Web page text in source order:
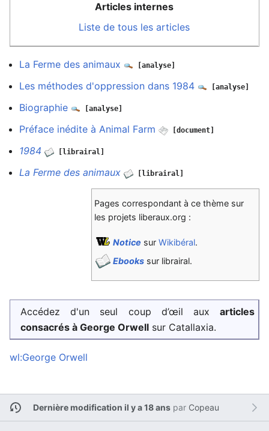
Articles internes
Liste de tous les articles
La Ferme des animaux [analyse]
Les méthodes d'oppression dans 1984 [analyse]
Biographie [analyse]
Préface inédite à Animal Farm [document]
1984 [librairal]
La Ferme des animaux [librairal]
Pages correspondant à ce thème sur
les projets liberaux.org :
Notice sur Wikibéral.
Ebooks sur librairal.
Accédez d'un seul coup d’œil aux articles
consacrés à George Orwell sur Catallaxia.
wl:George Orwell
Dernière modification il y a 18 anspar Copeau